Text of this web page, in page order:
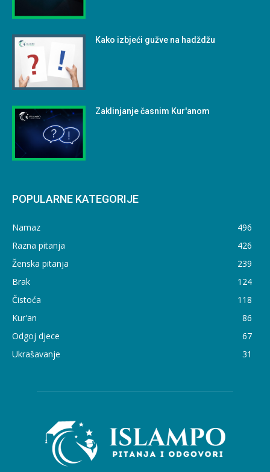
Kako izbjeći gužve na hadždžu
Zaklinjanje časnim Kur'anom
POPULARNE KATEGORIJE
Namaz
496
Razna pitanja
426
Ženska pitanja
239
Brak
124
Čistoća
118
Kur'an
86
Odgoj djece
67
Ukrašavanje
31